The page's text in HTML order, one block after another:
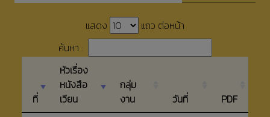
แสดง
แถว ต่อหน้า
ค้นหา :
ที่
หัวเรื่อง
หนังสือ
เวียน
กลุ่ม
งาน
วันที่
PDF